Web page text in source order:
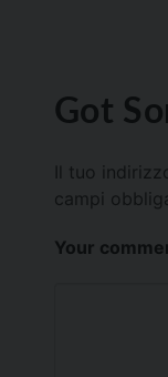
Got
Il tuo
campi
Your